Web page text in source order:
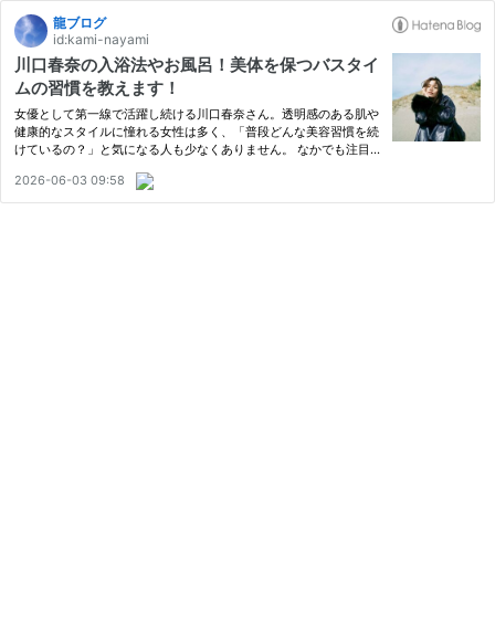
龍ブログ
id:kami-nayami
川口春奈の入浴法やお風呂！美体を保つバスタイ
ムの習慣を教えます！
女優として第一線で活躍し続ける川口春奈さん。透明感のある肌や
健康的なスタイルに憧れる女性は多く、「普段どんな美容習慣を続
けているの？」と気になる人も少なくありません。 なかでも注目
動を続けながらも、なぜあれほど健康的な美しさを維持できるの
で…
2026-06-03 09:58